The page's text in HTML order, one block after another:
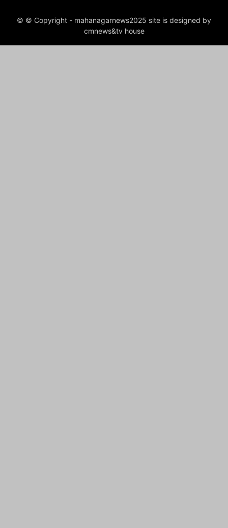
© © Copyright - mahanagarnews2025 site is designed by
cmnews&tv house